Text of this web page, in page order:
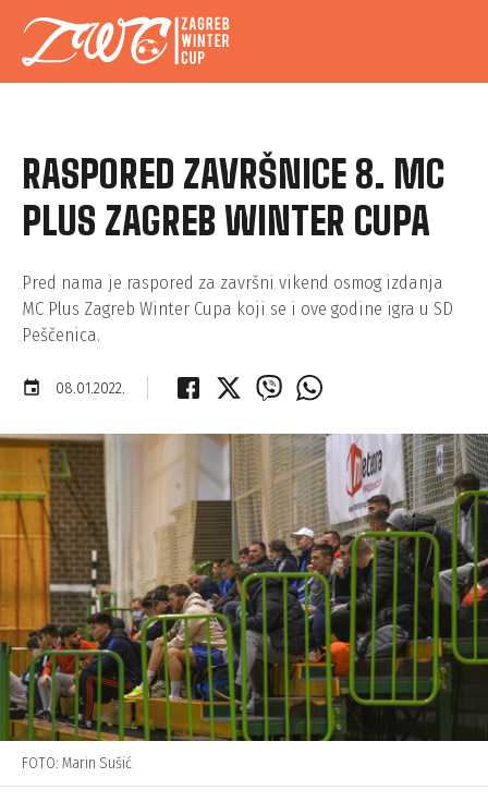
RASPORED ZAVRŠNICE 8. MC
PLUS ZAGREB WINTER CUPA
Pred nama je raspored za završni vikend osmog izdanja
MC Plus Zagreb Winter Cupa koji se i ove godine igra u SD
Peščenica.
event 08.01.2022.
FOTO: Marin Sušić